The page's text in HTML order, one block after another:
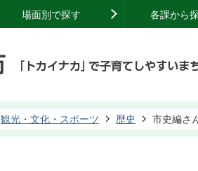
場面別で探す 各課から
観光・文化・スポーツ 歴史 市史編さ